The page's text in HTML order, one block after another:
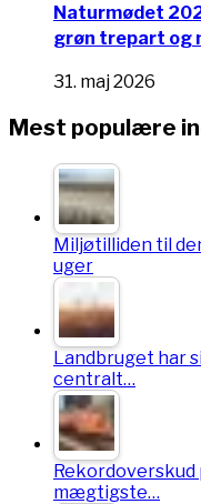
Naturmødet
grøn trepart og
31. maj 2026
Mest populære
Miljøtilliden til
uger
Landbruget har
centralt…
Rekordoverskud
mægtigste…